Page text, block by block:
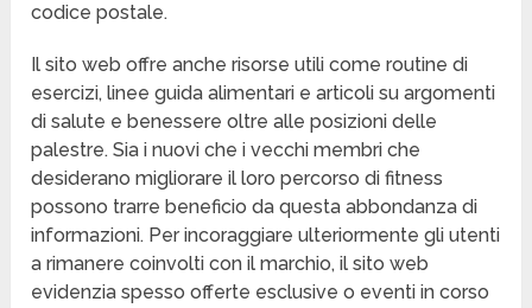
codice postale.
Il sito web offre anche risorse utili come routine di
esercizi, linee guida alimentari e articoli su argomenti
di salute e benessere oltre alle posizioni delle
palestre. Sia i nuovi che i vecchi membri che
desiderano migliorare il loro percorso di fitness
possono trarre beneficio da questa abbondanza di
informazioni. Per incoraggiare ulteriormente gli utenti
a rimanere coinvolti con il marchio, il sito web
evidenzia spesso offerte esclusive o eventi in corso